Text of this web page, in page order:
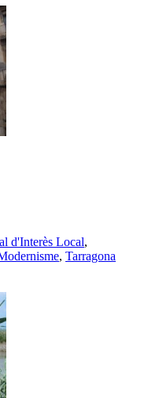
d'Interès Local,
, Tarragona